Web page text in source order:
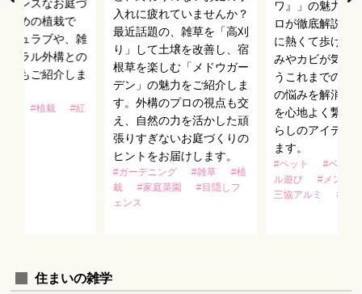
ナンスなお庭づ
すめの植栽で
シュラブや、雑
ュラル外構との
方もご紹介しま
#植栽 #紅
入れに疲れていませんか？
最近話題の、雑草を「高刈
り」して土壌を改善し、宿
根草を楽しむ「メドウガー
デン」の魅力をご紹介しま
す。外構のプロの視点も交
え、自然の力を活かした頑
張りすぎないお庭づくりの
ヒントをお届けします。
#ガーデニング #雑草
#植
栽
#家庭菜園
#目隠しフ
ェンス
ワ』」の魅力を
ロが徹底解説し
に熱くて歩けな
みやカビが気に
うこれまでのウ
の悩みを解消し
を心地よく繋ぐ
らしのアイデア
ます。
#ペット
#ベラン
ル遊び
#メンテ
三協アルミ
#ウ
住まいの雑学